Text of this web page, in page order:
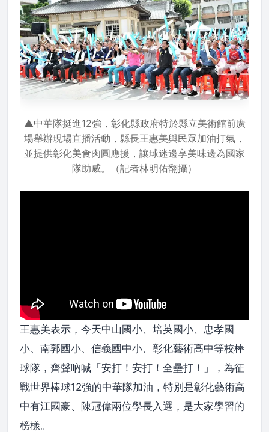
▲中華隊挺進12強，彰化縣政府特於縣立美術館前廣
場舉辦現場直播活動，縣長王惠美與民眾加油打氣，
並提供彰化美食肉圓應援，讓球迷邊享美味邊為國家
隊助威。（記者林明佑翻攝）
王惠美表示，今天中山國小、培英國小、忠孝國
小、南郭國小、信義國中小、彰化藝術高中等校棒
球隊，齊聲吶喊「安打！安打！全壘打！」，為征
戰世界棒球12強的中華隊加油，特別是彰化藝術高
中有江國豪、陳冠偉兩位學長入選，是大家學習的
榜樣。